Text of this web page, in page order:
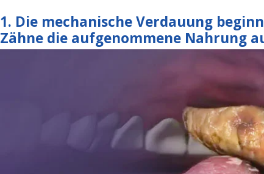
1. Die mechanische Verdauung
Zähne die aufgenommene Nahrung